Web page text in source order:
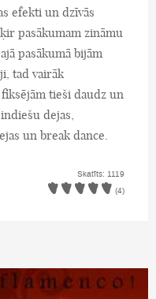
efekti un dzīvās
pasākumam zināmu
pasākumā bijām
tad vairāk
tieši daudz un
dejas,
un break dance.
Skatīts: 1119
(4)